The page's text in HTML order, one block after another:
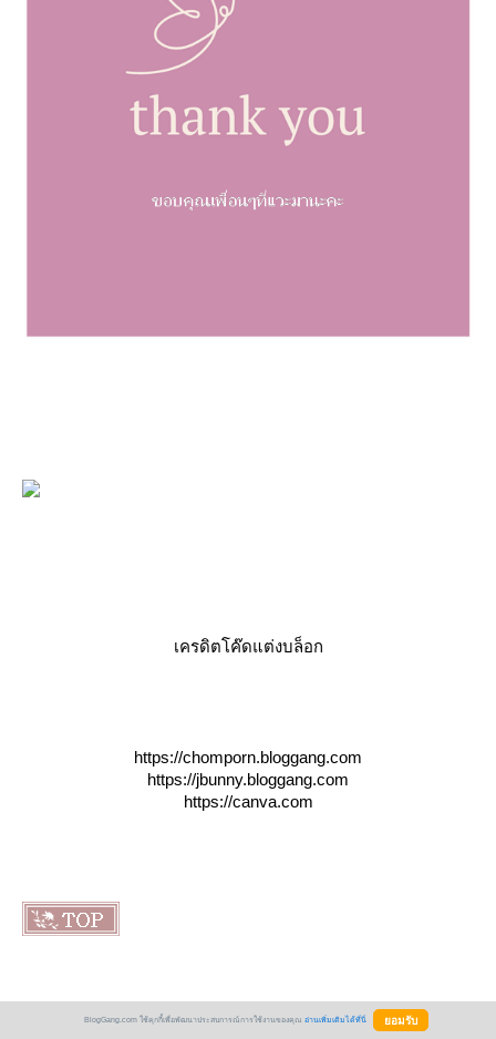
เครดิตโค๊ดแต่งบล็อก
https://chomporn.bloggang.com
https://jbunny.bloggang.com
https://canva.com
BlogGang.com ใช้คุกกี้เพื่อพัฒนาประสบการณ์การใช้งานของคุณ อ่านเพิ่มเติมได้ที่นี่